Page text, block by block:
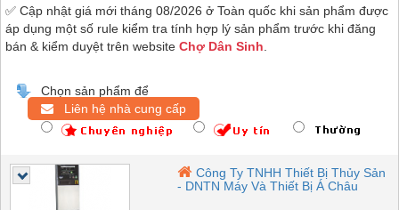
✅ Cập nhật giá mới tháng 08/2026 ở Toàn quốc khi sản phẩm được
áp dụng một số rule kiểm tra tính hợp lý sản phẩm trước khi đăng
bán & kiểm duyệt trên website Chợ Dân Sinh.
Chọn sản phẩm để
Liên hệ nhà cung cấp
Công Ty TNHH Thiết Bị Thủy Sản
- DNTN Máy Và Thiết Bị Á Châu